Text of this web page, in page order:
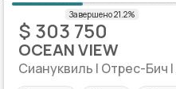
$ 303 750
OCEAN VIEW
Сиануквиль | Отрес-Бич